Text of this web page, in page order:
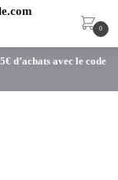
0
d’achats avec le code